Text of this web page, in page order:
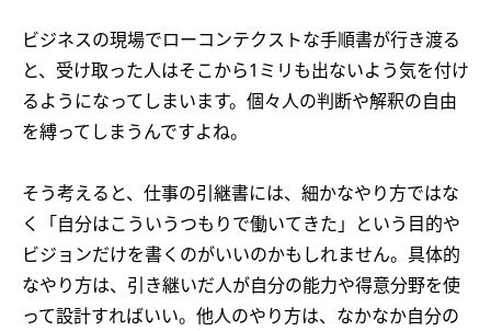
ビジネスの現場でローコンテクストな手順書が行き渡る
と、受け取った人はそこから1ミリも出ないよう気を付け
るようになってしまいます。個々人の判断や解釈の自由
を縛ってしまうんですよね。
そう考えると、仕事の引継書には、細かなやり方ではな
く「自分はこういうつもりで働いてきた」という目的や
ビジョンだけを書くのがいいのかもしれません。具体的
なやり方は、引き継いだ人が自分の能力や得意分野を使
って設計すればいい。他人のやり方は、なかなか自分の